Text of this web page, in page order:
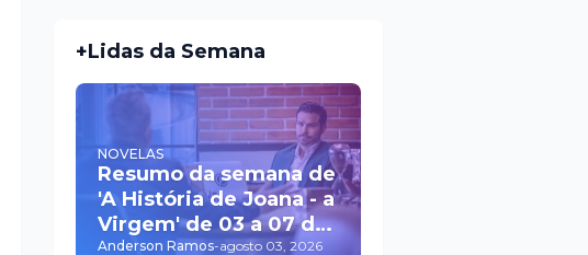
+Lidas da Semana
NOVELAS
Resumo da semana de
'A História de Joana - a
Virgem' de 03 a 07 de
agosto
Anderson Ramos-agosto 03, 2026